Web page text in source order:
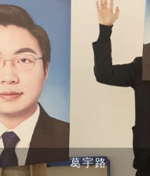
葛宇路